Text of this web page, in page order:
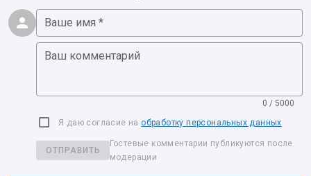
Ваше имя *
Ваш комментарий
0 / 5000
Я даю согласие на обработку персональных данных
ОТПРАВИТЬ
Гостевые комментарии публикуются после
модерации